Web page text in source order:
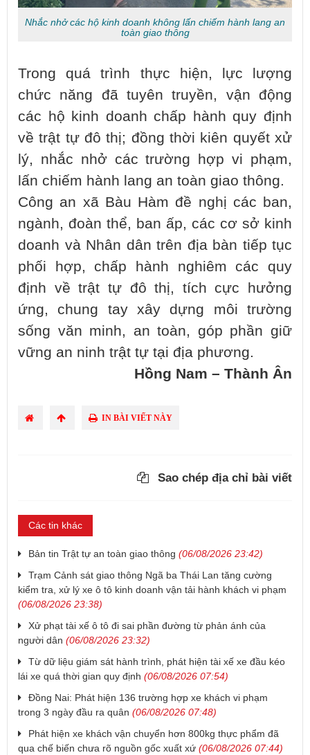
Nhắc nhở các hộ kinh doanh không lấn chiếm hành lang an
toàn giao thông
Trong quá trình thực hiện, lực lượng
chức năng đã tuyên truyền, vận động
các hộ kinh doanh chấp hành quy định
về trật tự đô thị; đồng thời kiên quyết xử
lý, nhắc nhở các trường hợp vi phạm,
lấn chiếm hành lang an toàn giao thông.
Công an xã Bàu Hàm đề nghị các ban,
ngành, đoàn thể, ban ấp, các cơ sở kinh
doanh và Nhân dân trên địa bàn tiếp tục
phối hợp, chấp hành nghiêm các quy
định về trật tự đô thị, tích cực hưởng
ứng, chung tay xây dựng môi trường
sống văn minh, an toàn, góp phần giữ
vững an ninh trật tự tại địa phương.
Hồng Nam – Thành Ân
IN BÀI VIẾT NÀY
Sao chép địa chỉ bài viết
Các tin khác
Bản tin Trật tự an toàn giao thông (06/08/2026 23:42)
Trạm Cảnh sát giao thông Ngã ba Thái Lan tăng cường
kiểm tra, xử lý xe ô tô kinh doanh vận tải hành khách vi phạm
(06/08/2026 23:38)
Xử phạt tài xế ô tô đi sai phần đường từ phản ánh của
người dân (06/08/2026 23:32)
Từ dữ liệu giám sát hành trình, phát hiện tài xế xe đầu kéo
lái xe quá thời gian quy định (06/08/2026 07:54)
Đồng Nai: Phát hiện 136 trường hợp xe khách vi phạm
trong 3 ngày đầu ra quân (06/08/2026 07:48)
Phát hiện xe khách vận chuyển hơn 800kg thực phẩm đã
qua chế biến chưa rõ nguồn gốc xuất xứ (06/08/2026 07:44)